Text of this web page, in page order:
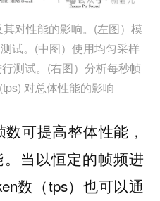
对性能的影响。(左图）模
试。(中图）使用均匀采样
测试。(右图）分析每秒帧
对总体性能的影响
可提高整体性能，
当以恒定的帧频进
数（tps）也可以通